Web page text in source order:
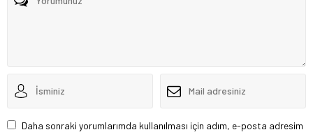
Daha sonraki yorumlarımda kullanılması için adım, e-posta adresim